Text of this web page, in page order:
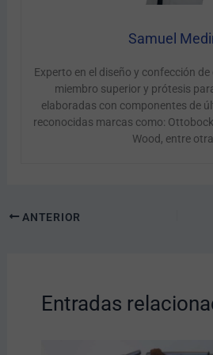
Samuel
Experto en el diseño y confección
miembro superior y prótesis
elaboradas con componentes de
reconocidas marcas como:
Wood, entre
ANTERIOR
Entradas